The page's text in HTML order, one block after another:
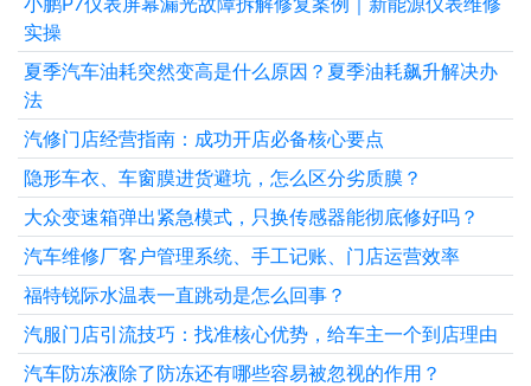
实操
夏季汽车油耗突然变高是什么原因？夏季油耗飙升解决办
法
汽修门店经营指南：成功开店必备核心要点
隐形车衣、车窗膜进货避坑，怎么区分劣质膜？
大众变速箱弹出紧急模式，只换传感器能彻底修好吗？
汽车维修厂客户管理系统、手工记账、门店运营效率
福特锐际水温表一直跳动是怎么回事？
汽服门店引流技巧：找准核心优势，给车主一个到店理由
汽车防冻液除了防冻还有哪些容易被忽视的作用？